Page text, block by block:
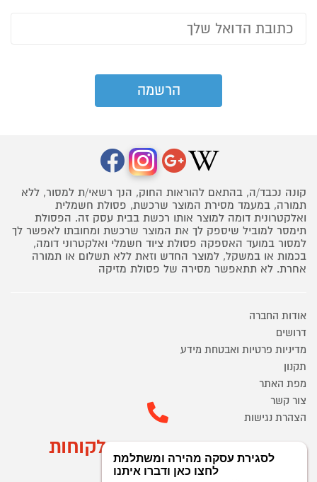
קונה נכבד/ה, בהתאם להוראות החוק, הנך רשאי/ת למסור, ללא
תמורה, במעמד מסירת המוצר שרכשת, פסולת חשמלית
ואלקטרונית דומה למוצר אותו רכשת בבית עסק זה. הפסולת
תימסר למוביל שיספק לך את המוצר שרכשת ומחובתו לאפשר לך
למסור במועד האספקה פסולת ציוד חשמלי ואלקטרוני דומה,
בכמות או במשקל, למוצר החדש וזאת ללא תשלום או תמורה
אחרת. לא תתאפשר מסירה של פסולת מזיקה
אודות החברה
דרושים
מדיניות פרטיות ואבטחת מידע
תקנון
מפת האתר
צור קשר
הצהרת נגישות
מוקד הזמנות ושירות לקוחות
03-9545370